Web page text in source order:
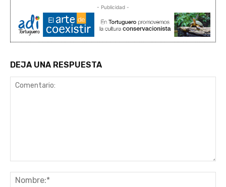
- Publicidad -
DEJA UNA RESPUESTA